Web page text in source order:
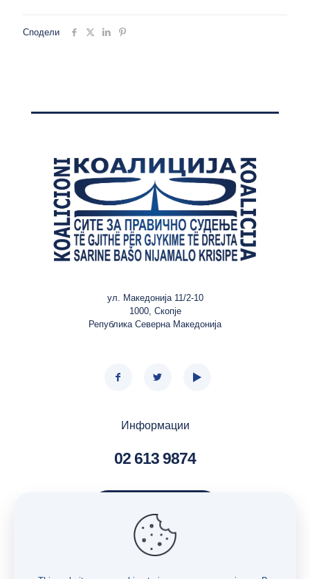
Сподели
ул. Македонија 11/2-10
1000, Скопје
Република Северна Македонија
Информации
02 613 9874
Услуги – Бесплатна правна помош
Услуги – Истражување